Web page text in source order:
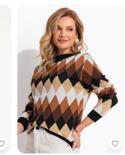
Quintess - Casaco (Preto) em